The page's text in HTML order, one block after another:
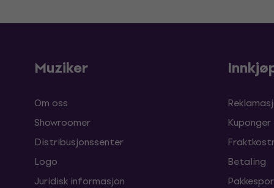
Muziker
Om oss
Showroomer
Distribusjonssenter
Logo
Juridisk informasjon
Kuponger
Betaling